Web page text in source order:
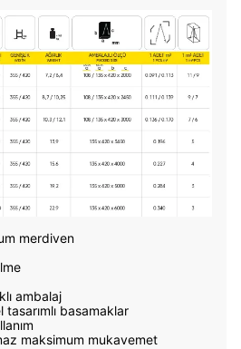
merdiven
ambalaj
basamaklar
maksimum mukavemet